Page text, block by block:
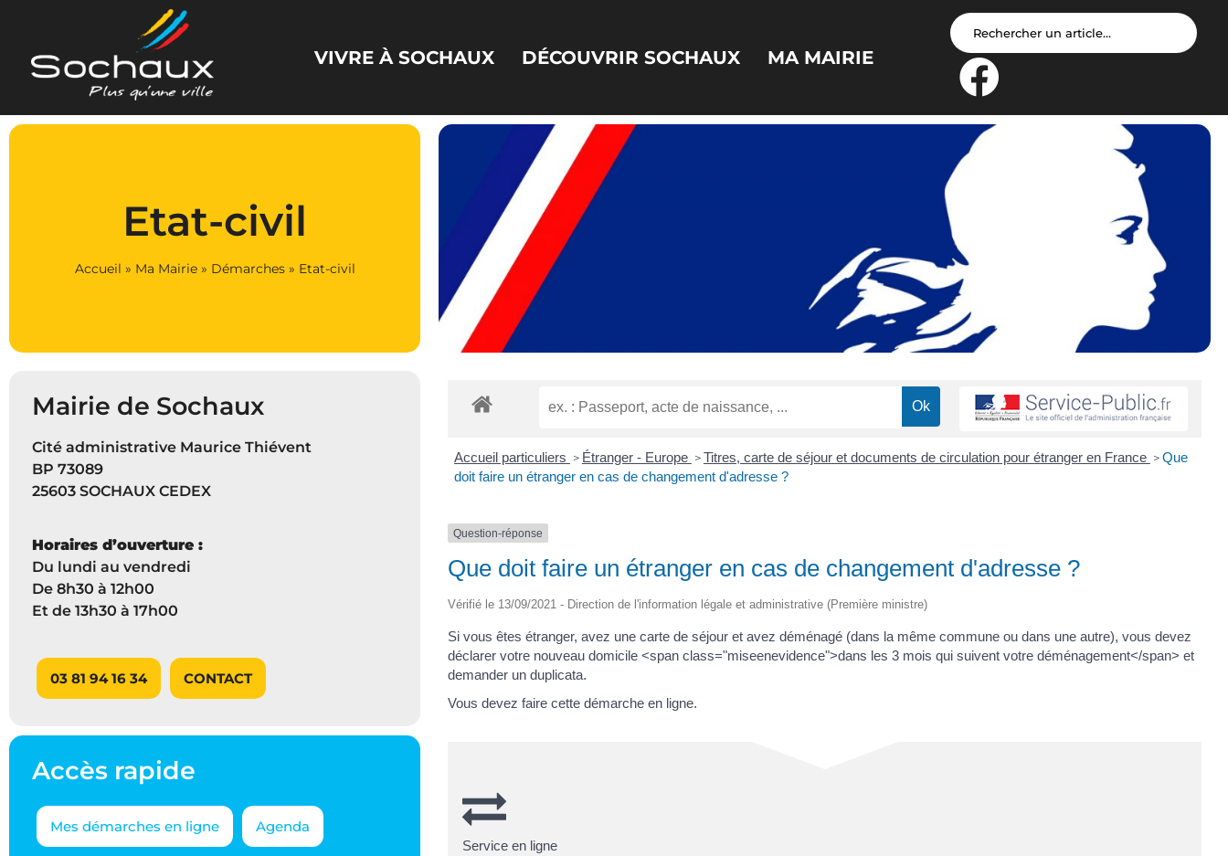
VIVRE À SOCHAUX DÉCOUVRIR SOCHAUX MA MAIRIE
Etat-civil
Accueil » Ma Mairie» Démarches» Etat-civil
Mairie de Sochaux
Cité administrative Maurice Thiévent
BP 73089
25603 SOCHAUX CEDEX
Horaires d’ouverture :
Du lundi au vendredi
De 8h30 à 12h00
Et de 13h30 à 17h00
03 81 94 16 34 CONTACT
Accès rapide
Mes démarches en ligne Agenda
Accueil particuliers > Étranger - Europe >Titres, carte de séjour et documents de circulation pour étranger en France >Que
doit faire un étranger en cas de changement d'adresse ?
Question-réponse
Que doit faire un étranger en cas de changement d'adresse ?
Vérifié le 13/09/2021 - Direction de l'information légale et administrative (Première ministre)
Si vous êtes étranger, avez une carte de séjour et avez déménagé (dans la même commune ou dans une autre), vous devez
déclarer votre nouveau domicile <span class="miseenevidence">dans les 3 mois qui suivent votre déménagement</span> et
demander un duplicata.
Vous devez faire cette démarche en ligne.
Service en ligne
Panneau de gestion des cookies